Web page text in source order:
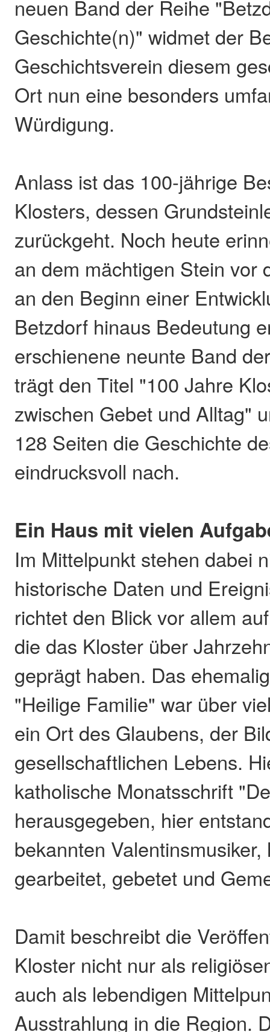
neuen Band der Reihe
Geschichte(n)" widmet der
Geschichtsverein diesem
Ort nun eine besonders
Würdigung.
Anlass ist das 100-jährige
Klosters, dessen
zurückgeht. Noch heute
an dem mächtigen Stein vor
an den Beginn einer
Betzdorf hinaus Bedeutung
erschienene neunte Band
trägt den Titel "100 Jahre
zwischen Gebet und Alltag"
128 Seiten die Geschichte
eindrucksvoll nach.
Ein Haus mit vielen
Im Mittelpunkt stehen dabei
historische Daten und
richtet den Blick vor allem
die das Kloster über
geprägt haben. Das
"Heilige Familie" war über
ein Ort des Glaubens, der
gesellschaftlichen Lebens.
katholische Monatsschrift
herausgegeben, hier
bekannten
gearbeitet, gebetet und
Damit beschreibt die
Kloster nicht nur als
auch als lebendigen
Ausstrahlung in die Region.